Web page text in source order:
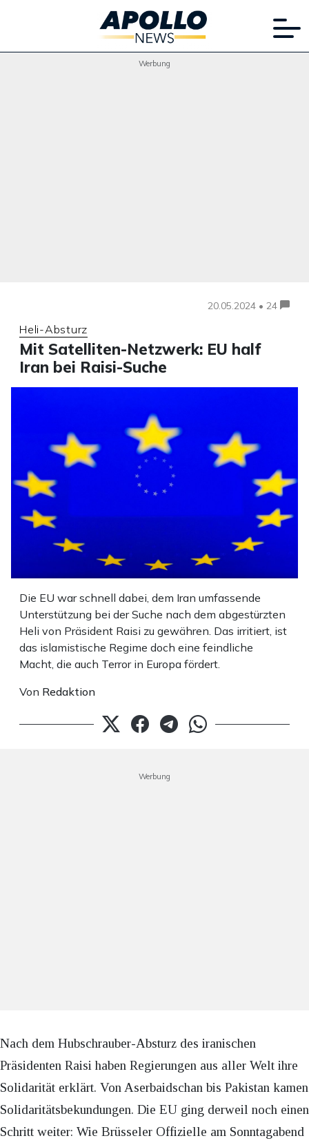
Werbung
20.05.2024 • 24
Heli-Absturz
Mit Satelliten-Netzwerk: EU half
Iran bei Raisi-Suche
Die EU war schnell dabei, dem Iran umfassende
Unterstützung bei der Suche nach dem abgestürzten
Heli von Präsident Raisi zu gewähren. Das irritiert, ist
das islamistische Regime doch eine feindliche
Macht, die auch Terror in Europa fördert.
Von Redaktion
Werbung
Nach dem Hubschrauber-Absturz des iranischen
Präsidenten Raisi haben Regierungen aus aller Welt ihre
Solidarität erklärt. Von Aserbaidschan bis Pakistan kamen
Solidaritätsbekundungen. Die EU ging derweil noch einen
Schritt weiter: Wie Brüsseler Offizielle am Sonntagabend